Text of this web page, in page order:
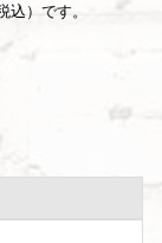
込）です。